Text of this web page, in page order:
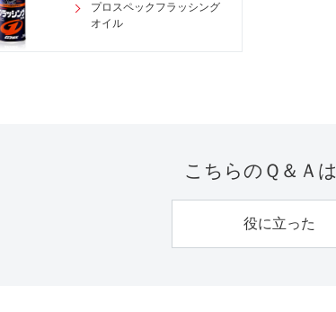
プロスペックフラッシング
オイル
こちらのＱ＆Ａは
役に立った